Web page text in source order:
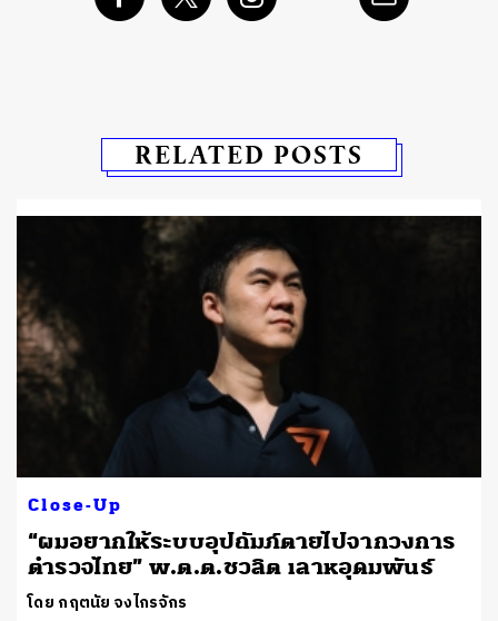
RELATED POSTS
Close-Up
“ผมอยากให้ระบบอุปถัมภ์ตายไปจากวงการ
ตำรวจไทย” พ.ต.ต.ชวลิต เลาหอุดมพันธ์
โดย กฤตนัย จงไกรจักร